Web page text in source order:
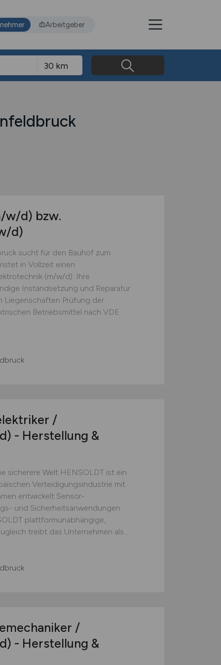
Arbeitgeber
w/d) bzw.
d)
sucht für den Bauhof zum
in Vollzeit einen
(m/w/d). Ihre
Instandsetzung und Reparatur
Liegenschaften Prüfung der
Betriebsmittel nach VDE
/
- Herstellung &
sicherere Welt HENSOLDT ist ein
Verteidigungsindustrie mit
entwickelt Sensor-
und Sicherheitsanwendungen.
plattformunabhängige,
treibt das Unternehmen als...
/
- Herstellung &